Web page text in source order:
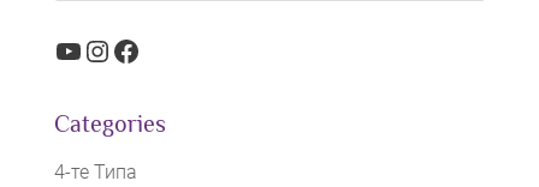
YouTube
Instagram
Facebook
Categories
4-те Типа